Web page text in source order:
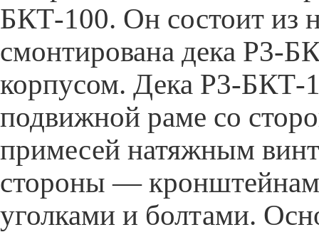
БКТ-100. Он состоит из
смонтирована дека Р3-
корпусом. Дека Р3-БКТ-
подвижной раме со
примесей натяжным
стороны —
уголками и болтами.